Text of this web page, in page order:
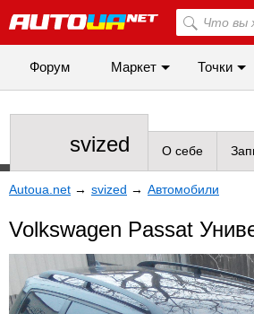
Форум Маркет Точки
svized О себе
Autoua.net → svized → Автомобили
Volkswagen Passat